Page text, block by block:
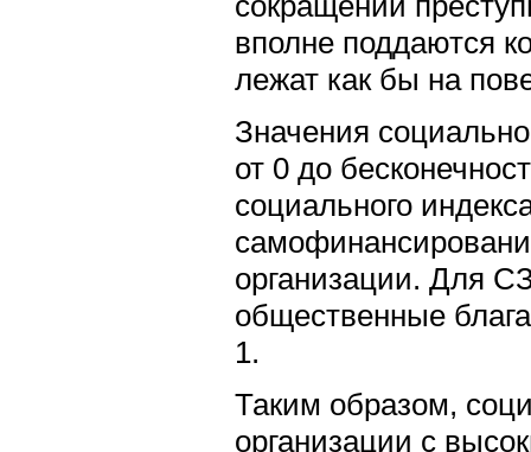
вполне поддаются
лежат как бы на
Значения
от 0 до
социального
организации. Для
общественные
1.
Таким образом,
организации с